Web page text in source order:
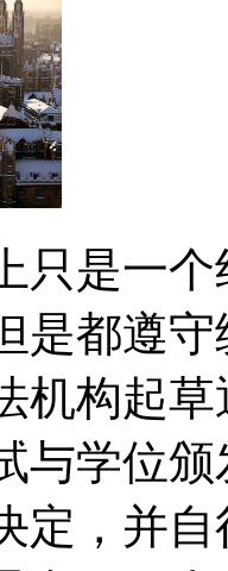
只是一
是都遵
机构起
与学位
定，并